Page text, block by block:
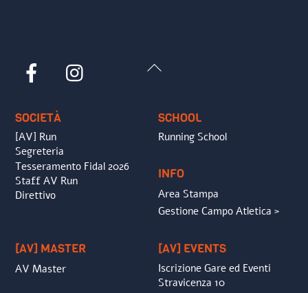
Back
Facebook
SOCIETÀ
[AV] Run
Segreteria
Tesseramento Fidal 2026
Staff AV Run
Direttivo
SCHOOL
Running School
INFO
Area Stampa
Gestione Campo Atletica >
[AV] MASTER
AV Master
[AV] EVENTS
Iscrizione Gare ed Eventi
Stravicenza 10